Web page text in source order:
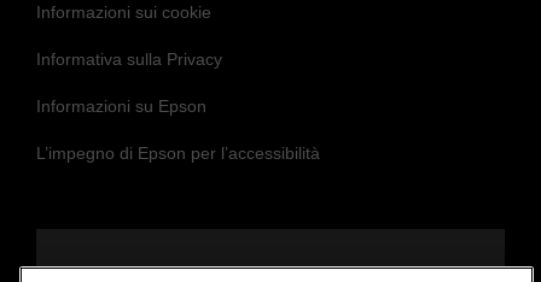
Informazioni sui cookie
Informativa sulla Privacy
Informazioni su Epson
L’impegno di Epson per l’accessibilità
Seguici per essere sempre aggiornato e in